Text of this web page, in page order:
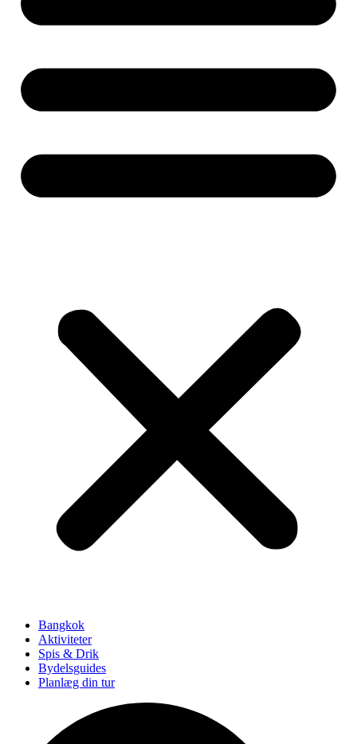
Bangkok
Aktiviteter
Spis & Drik
Bydelsguides
Planlæg din tur